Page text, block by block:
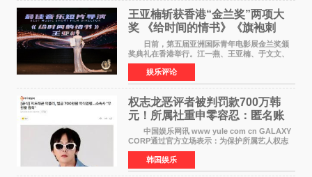
王亚楠斩获香港“金兰奖”两项大
奖 《给时间的情书》《旗袍刺
客》双双获肯定
日前，第五届亚洲国际青年电影展金兰奖颁
奖典礼在香港举行。江一燕、王亚楠、于文文、
李东学等知名演员出席活动。著名演员、导演王
亚楠凭借音乐故事片《给时间的情书》和院线电
影《旗袍刺客》
娱乐评论
权志龙恶评者被判罚款700万韩
元！所属社重申零容忍：匿名账
号也难逃刑责
中国娱乐网讯 www yule com cn GALAXY
CORP通过官方立场表示：为保护所属艺人权志
龙的名誉和权益，将持续对网络上发生的名誉损
害、散布虚假事实、侮辱、恶意诽谤等行为采取
法律应对措施。
韩国娱乐